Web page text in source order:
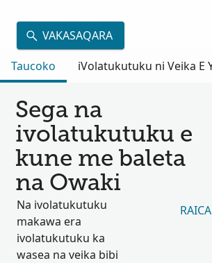
VAKASAQARA
Taucoko
iVolatukutuku ni Veika E
Sega na
ivolatukutuku e
kune me baleta
na Owaki
Na ivolatukutuku
makawa era
ivolatukutuku ka
wasea na veika bibi